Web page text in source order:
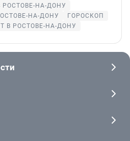
РОСТОВЕ-НА-ДОНУ
НА-ДОНУ
ГОРОСКОП
В РОСТОВЕ-НА-ДОНУ